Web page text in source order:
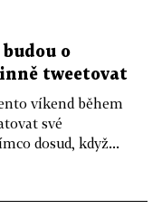
o
tweetovat
víkend během
své
dosud, když...